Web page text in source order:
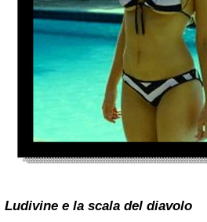
Ludivine e la scala del diavolo